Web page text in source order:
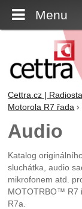
Menu
Cettra.cz |
Motorola R7 řada
Audio
Katalog
sluchátka, audio
mikrofonem atd.
MOTOTRBO™ R7
R7a.